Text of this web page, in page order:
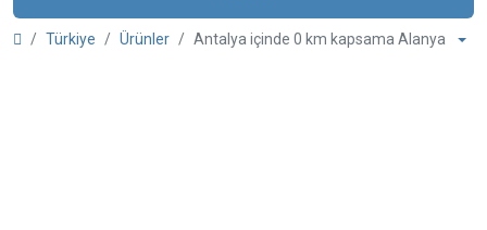
Türkiye Ürünler Antalya içinde 0 km kapsama Alanya